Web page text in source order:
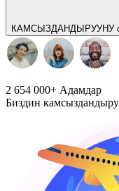
КАМСЫЗДАНДЫРУУНУ
2 654 000+ Адамдар
Биздин